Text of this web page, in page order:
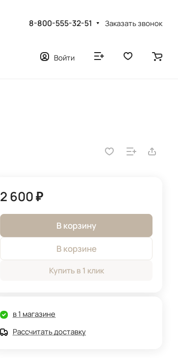
8-800-555-32-51 Заказать звонок
Войти
2 600 ₽
В корзину
В корзине
Купить в 1 клик
в 1 магазине
Рассчитать доставку